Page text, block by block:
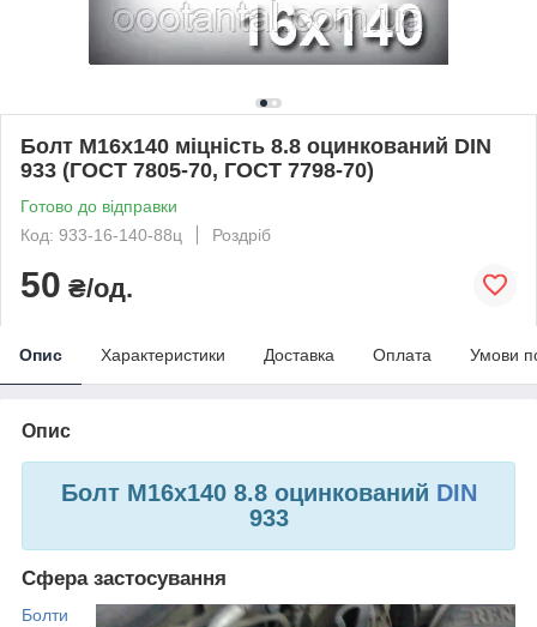
Болт М16х140 міцність 8.8 оцинкований DIN
933 (ГОСТ 7805-70, ГОСТ 7798-70)
Готово до відправки
Код: 933-16-140-88ц
Роздріб
50 ₴/од.
Опис Характеристики Доставка Оплата Умови
Опис
Болт М16х140 8.8 оцинкований DIN
933
Сфера застосування
Болти